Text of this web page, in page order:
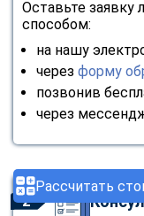
Рассчитать
Оставьте
способом:
на нашу
через форму
позвонив
через
2